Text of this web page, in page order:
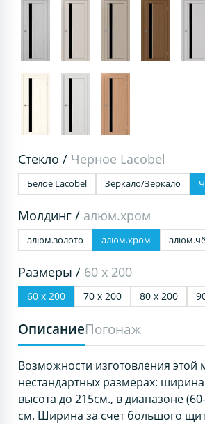
Стекло / Черное Lacobel
Белое Lacobel Зеркало/Зеркало
Молдинг / алюм.хром
алюм.золото алюм.хром
Размеры / 60 х 200
60 х 200 70 х 200 80 х 200
ОписаниеПогонаж
Возможности изготовления этой
нестандартных размерах:
высота до 215см., в диапазоне
см. Ширина за счет большого